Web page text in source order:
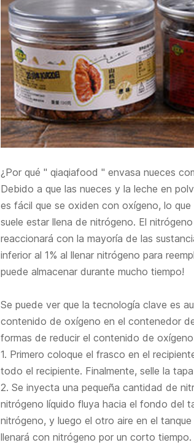
¿Por qué " qiaqiafood " envasa nueces
Debido a que las nueces y la leche en
es fácil que se oxiden con oxígeno, lo
suele estar llena de nitrógeno. El
reaccionará con la mayoría de las
inferior al 1% al llenar nitrógeno para
puede almacenar durante mucho tiempo!
Se puede ver que la tecnología clave es
contenido de oxígeno en el contenedor
formas de reducir el contenido de
1. Primero coloque el frasco en el
todo el recipiente. Finalmente, selle la
2. Se inyecta una pequeña cantidad de
nitrógeno líquido fluya hacia el fondo del
nitrógeno, y luego el otro aire en el
llenará con nitrógeno por un corto